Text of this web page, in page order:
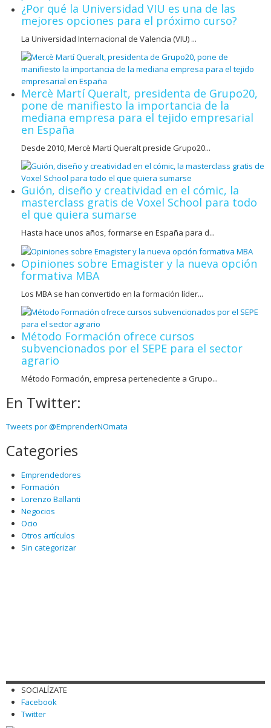
¿Por qué la Universidad VIU es una de las
mejores opciones para el próximo curso?
La Universidad Internacional de Valencia (VIU) ...
Mercè Martí Queralt, presidenta de Grupo20,
pone de manifiesto la importancia de la
mediana empresa para el tejido empresarial
en España
Desde 2010, Mercè Martí Queralt preside Grupo20...
Guión, diseño y creatividad en el cómic, la
masterclass gratis de Voxel School para todo
el que quiera sumarse
Hasta hace unos años, formarse en España para d...
Opiniones sobre Emagister y la nueva opción
formativa MBA
Los MBA se han convertido en la formación líder...
Método Formación ofrece cursos
subvencionados por el SEPE para el sector
agrario
Método Formación, empresa perteneciente a Grupo...
En Twitter:
Tweets por @EmprenderNOmata
Categories
Emprendedores
Formación
Lorenzo Ballanti
Negocios
Ocio
Otros artículos
Sin categorizar
SOCIALÍZATE
Facebook
Twitter